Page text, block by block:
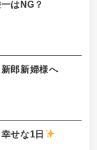
はNG？
郎新婦様へ
せな1日